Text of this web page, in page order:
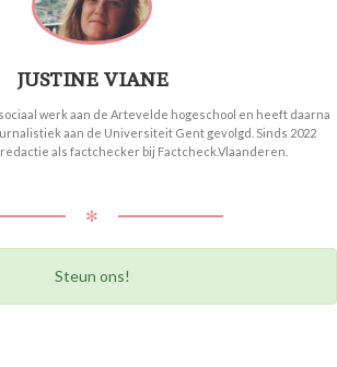
JUSTINE VIANE
werk aan de Artevelde hogeschool en heeft daarna
aan de Universiteit Gent gevolgd. Sinds 2022
als factchecker bij Factcheck.Vlaanderen.
✻
Steun ons!